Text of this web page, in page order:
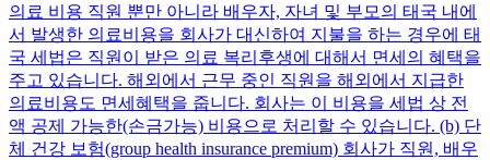
의료 비용 직원 뿐만 아니라 배우자, 자녀 및 부모의 태국 내에
서 발생한 의료비용을 회사가 대신하여 지불을 하는 경우에 태
국 세법은 직원이 받은 의료 복리후생에 대해서 면세의 혜택을
주고 있습니다. 해외에서 근무 중인 직원을 해외에서 지급한
의료비용도 면세혜택을 줍니다. 회사는 이 비용을 세법 상 전
액 공제 가능한(손금가능) 비용으로 처리할 수 있습니다. (b) 단
체 건강 보험(group health insurance premium) 회사가 직원, 배우